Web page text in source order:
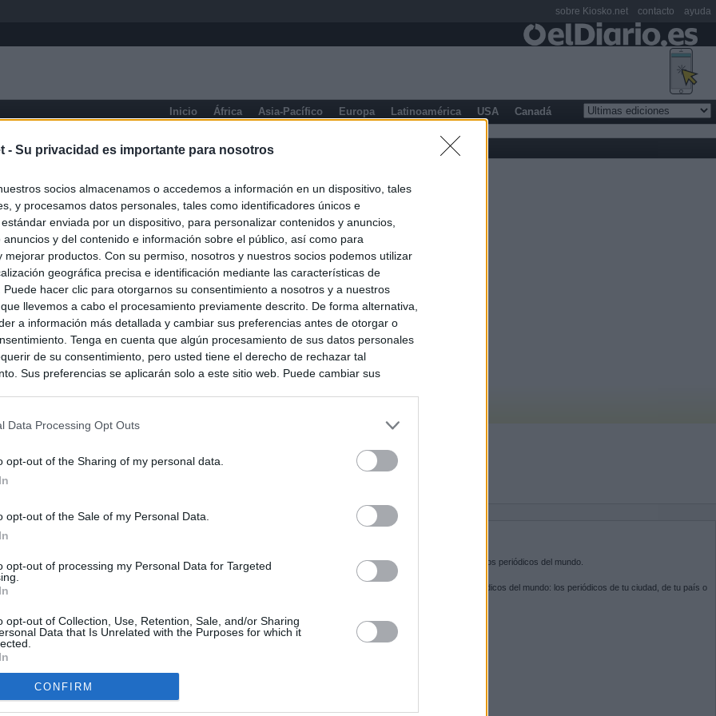
- Su privacidad es importante para nosotros
socios almacenamos o accedemos a información en un dispositivo, tales
y procesamos datos personales, tales como identificadores únicos e
enviada por un dispositivo, para personalizar contenidos y anuncios,
anuncios y del contenido e información sobre el público, así como para
mejorar productos. Con su permiso, nosotros y nuestros socios podemos utilizar
geográfica precisa e identificación mediante las características de
Puede hacer clic para otorgarnos su consentimiento a nosotros y a nuestros
llevemos a cabo el procesamiento previamente descrito. De forma alternativa,
a información más detallada y cambiar sus preferencias antes de otorgar o
Tenga en cuenta que algún procesamiento de sus datos personales
de su consentimiento, pero usted tiene el derecho de rechazar tal
Sus preferencias se aplicarán solo a este sitio web. Puede cambiar sus
Data Processing Opt Outs
opt-out of the Sharing of my personal data.
opt-out of the Sale of my Personal Data.
opt-out of processing my Personal Data for Targeted
opt-out of Collection, Use, Retention, Sale, and/or Sharing
Data that Is Unrelated with the Purposes for which it
CONFIRM
Inicio África Asia-Pacífico Europa Latinoamérica USA Canadá
Ayuso señaló por la compra del ático: "Lo que no se dice es
residencia oficial para la presidenta"
Ayuso no puede destinar directamente la venta del ático de
por los incendios
Kiosko.netes la puerta de entrada a los periódicos del mundo.
Navega por las portadas de los periódicos del mundo: los periódicos de tu ciudad, de tu país o
SÍGUENOS
sobre Kiosko.net contacto ayuda